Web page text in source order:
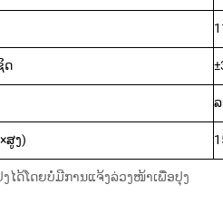
ດ
ສູງ)
ໄດ້ໂດຍບໍ່ມີການແຈ້ງລ່ວງໜ້າເພື່ອປຸງ